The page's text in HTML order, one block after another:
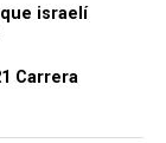
israelí
Carrera